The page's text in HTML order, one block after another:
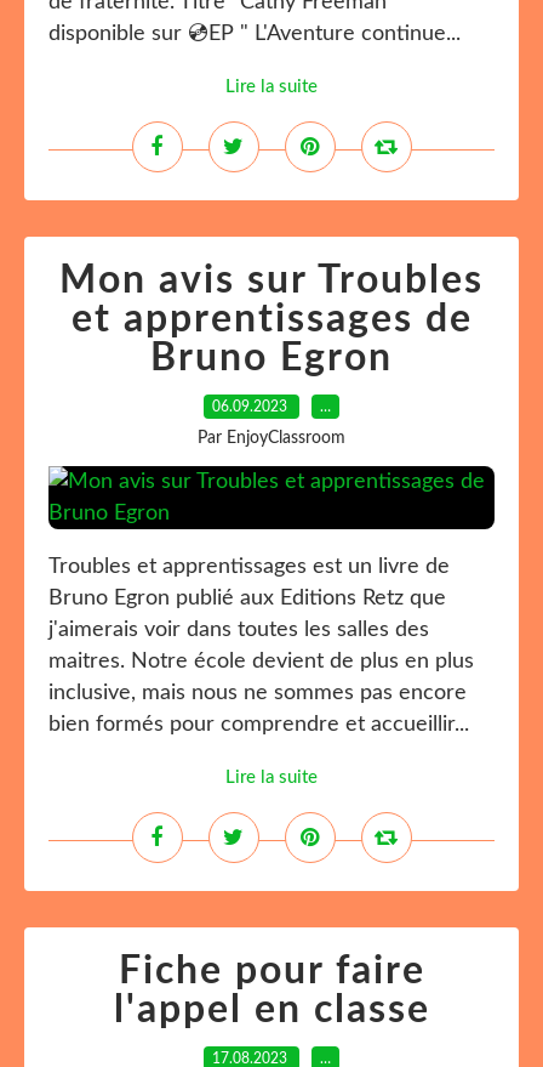
disponible sur 💿EP " L'Aventure continue...
Lire la suite
Mon avis sur Troubles
et apprentissages de
Bruno Egron
06.09.2023 …
Par EnjoyClassroom
Troubles et apprentissages est un livre de
Bruno Egron publié aux Editions Retz que
j'aimerais voir dans toutes les salles des
maitres. Notre école devient de plus en plus
inclusive, mais nous ne sommes pas encore
bien formés pour comprendre et accueillir...
Lire la suite
Fiche pour faire
l'appel en classe
17.08.2023 …